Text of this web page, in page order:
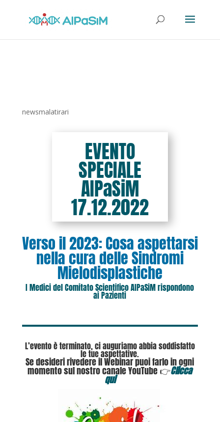
newsmalatirari
EVENTO
SPECIALE
AIPaSiM
17.12.2022
Verso il 2023: Cosa aspettarsi
nella cura delle Sindromi
Mielodisplastiche
I Medici del Comitato Scientifico AIPaSiM rispondono
ai Pazienti
L’evento è terminato, ci auguriamo abbia soddisfatto
le tue aspettative.
Se desideri rivedere il Webinar puoi farlo in ogni
momento sul nostro canale YouTube 👉Clicca
qui